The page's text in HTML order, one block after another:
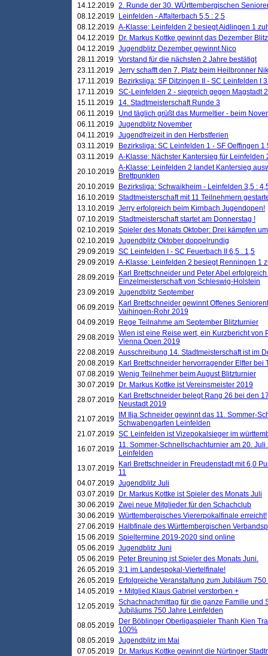
14.12.2019 2. Runde der 30. WÜrttembergischen
08.12.2019
Leinfelden - Affalterbach 5,5 : 2,5
08.12.2019 A-Klasse: Leinfelden 2 besiegt Aidlingen 1
04.12.2019
Dr. Markus Kottke gewinnt das Dezember
04.12.2019 Jugendblitz Dezember gewinnt Nico
28.11.2019 Vorstand für die nächsten 2 Jahre bestätigt
23.11.2019 Jerry schafft den 7. Platz beim Heilbronner
17.11.2019
Bezirksliga: SF Ditzingen II - SC Leinfelden I
17.11.2019 SC-Leinfelden 2 - siegreich gegen Magstadt 2
15.11.2019
14. Stadtmeisterschaft Runde 3
06.11.2019
Und täglich grüßt das Murmeltier - beim
06.11.2019 Jugendblitz November
04.11.2019 Jugendfreizeit in den Herbstferien
03.11.2019
Bezirksliga: SC Leinfelden 1 - SF Oeffingen 1
03.11.2019 A-Klasse: Nächster Kantersieg für Leinfelden
20.10.2019 A-Klasse: Leinfelden 2 landet Kantersieg
Brettpunkten
20.10.2019
Bezirksliga: Schwaikheim - Leinfelden 3,5 :
16.10.2019 Stadtmeisterschaft mit 11 Teilnehmern
13.10.2019 Jerry erfolgreich beim Kirnbach Jugendopen!
07.10.2019 Stadtmeisterschaft startet am Donnerstag !
02.10.2019 Spieler des Monats Oktober: Drei kämpfen
02.10.2019 Jugendblitz Oktober doppelrundig
29.09.2019 SC Leinfelden I - SC Feuerbach II 6,5 . 1,5
29.09.2019 A-Klasse: Leinfelden 2 besiegt Renningen 1
28.09.2019
Karl Brettschneider und Peter Abel
Einzelmeisterschaft von Schleswig-Holstein
23.09.2019 Jugendblitz September
06.09.2019
Karl Brettschneider gewinnt Offenes
Vaihingen-Rohr 2019
04.09.2019
Rege Teilnahme am September Blitzturnier
29.08.2019 Wien ist eine Reise wert, ein Kurzbericht von
Vienna Open 2019
22.08.2019 Ausschreibung 14. Stadtmeisterschaft ist im
20.08.2019
Karl Brettschneider hervorragender Elfter bei
07.08.2019 Wenig Teilnehmer beim August Blitzturnier
30.07.2019
Dr. Markus Kottke ist Vereinsmeister 2019
28.07.2019
Karl Brettschneider belegt Rang 26 bei den
Neustadt 2019
21.07.2019
IM Ilja Schneider gewinnt das 11. Sommer-
Schwabengarten Leinfelden
21.07.2019 SC Leinfelden ist Vizepokalsieger im
16.07.2019 11. Sommer-Schnellschachturnier am 20.
Leinfelden
13.07.2019
Karl Brettschneider in Freudenstadt mit 6,0
11
04.07.2019 Jugendblitz Juli
03.07.2019
Dr. Markus Kottke ist Spieler des Monats Juli
30.06.2019 Zwei neue Mitglieder für den Schachclub
30.06.2019 Württembergisches Viererpokalfinale erreicht!
27.06.2019
Halbfinale des Württembergischen
15.06.2019 Spieltermine 2019-2020 sind online
05.06.2019 Jugendblitz Juni
05.06.2019
Peter Breuning ist Spieler des Monats Juni.
26.05.2019 3:1 im Landespokal-Viertelfinale!
26.05.2019
Erfolgreiche Veranstaltung zum Jubiläum
14.05.2019 + Mitglied Klaus Gabriel verstorben +
12.05.2019 Schachnachmittag für die ganze Familie und
Jubiläums 750 Jahre Leinfelden
08.05.2019
Der Böblinger Oberligaspieler Thanh Kien
100%
08.05.2019 Jugendblitz im Mai
07.05.2019
Dr. Markus Kottke gewinnt die Nürtinger